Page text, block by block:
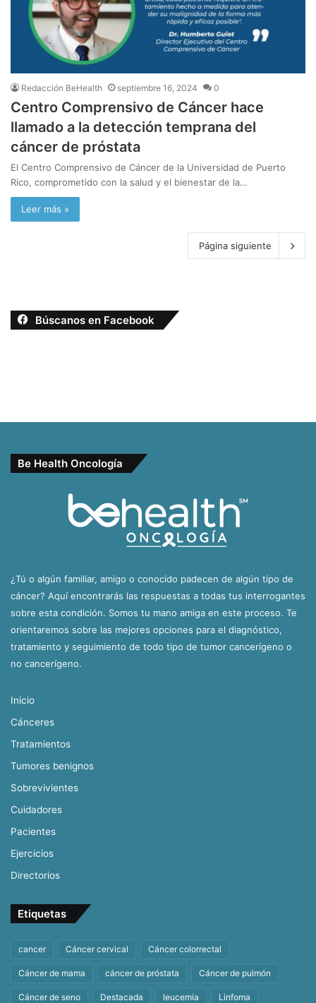
Redacción BeHealth septiembre 16, 2024 0
Centro Comprensivo de Cáncer hace
llamado a la detección temprana del
cáncer de próstata
El Centro Comprensivo de Cáncer de la Universidad de Puerto
Rico, comprometido con la salud y el bienestar de la…
Leer más »
Página siguiente
Búscanos en Facebook
Be Health Oncología
¿Tú o algún familiar, amigo o conocido padecen de algún tipo de
cáncer? Aquí encontrarás las respuestas a todas tus interrogantes
sobre esta condición. Somos tu mano amiga en este proceso. Te
orientaremos sobre las mejores opciones para el diagnóstico,
tratamiento y seguimiento de todo tipo de tumor cancerígeno o
no cancerígeno.
Inicio
Cánceres
Tratamientos
Tumores benignos
Sobrevivientes
Cuidadores
Pacientes
Ejercicios
Directorios
Etiquetas
cancer Cáncer cervical Cáncer colorrectal
Cáncer de mama cáncer de próstata Cáncer de pulmón
Cáncer de seno Destacada leucemia Linfoma